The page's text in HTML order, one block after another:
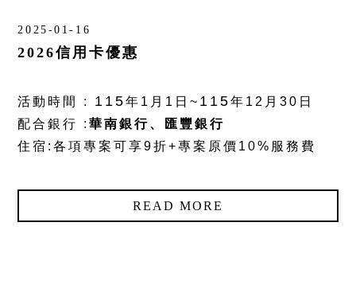
2025-01-16
2026信用卡優惠
活動時間 : 115年1月1日~ 115年12月30日
配合銀行 :華南銀行、匯豐銀行
住宿:各項專案可享9折+專案原價10%服務費
READ MORE